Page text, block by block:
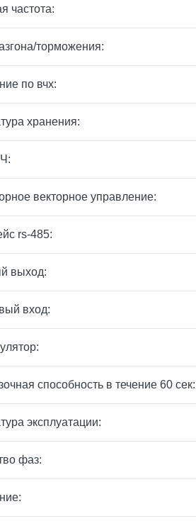
частота:
торможения:
по вчх:
хранения:
векторное управление:
rs-485:
выход:
вход:
способность в течение 60 сек:
эксплуатации:
фаз: